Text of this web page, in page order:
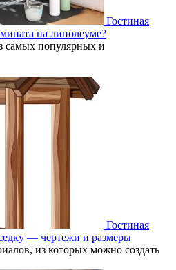
Гостиная
на линолеуме?
самых популярных и
Гостиная
— чертежи и размеры
из которых можно создать